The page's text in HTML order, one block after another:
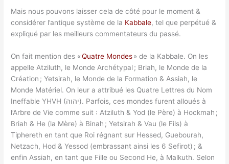
Mais nous pouvons laisser cela de côté pour le moment &
considérer l’antique système de la Kabbale, tel que perpétué &
expliqué par les meilleurs commentateurs du passé.
On fait mention des «Quatre Mondes» de la Kabbale. On les
appelle Atziluth, le Monde Archétypal ; Briah, le Monde de la
Création ; Yetsirah, le Monde de la Formation & Assiah, le
Monde Matériel. On leur a attribué les Quatre Lettres du Nom
Ineffable YHVH (יהוה). Parfois, ces mondes furent alloués à
l’Arbre de Vie comme suit : Atziluth & Yod (le Père) à Hockmah ;
Briah & He (la Mère) à Binah ; Yetsirah & Vau (le Fils) à
Tiphereth en tant que Roi régnant sur Hessed, Guebourah,
Netzach, Hod & Yessod (embrassant ainsi les 6 Sefirot) ; &
enfin Assiah, en tant que Fille ou Second He, à Malkuth. Selon